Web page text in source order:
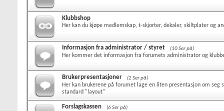
Klubbshop
Her kan du kjøpe medlemskap, t-skjorter, dekaler, skiltplater og
Informasjon fra administrator / styret (10 Ser på)
Her kommer det informasjon fra forumets administrator og
Brukerpresentasjoner (2 Ser på)
Her kan brukerene på forumet lage en liten presentasjon om seg
standard "layout"
Forslagskassen (6 Ser på)